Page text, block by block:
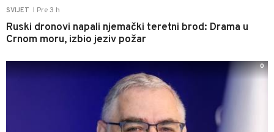
SVIJET Pre 3 h
Ruski dronovi napali njemački teretni brod: Drama u
Crnom moru, izbio jeziv požar
0